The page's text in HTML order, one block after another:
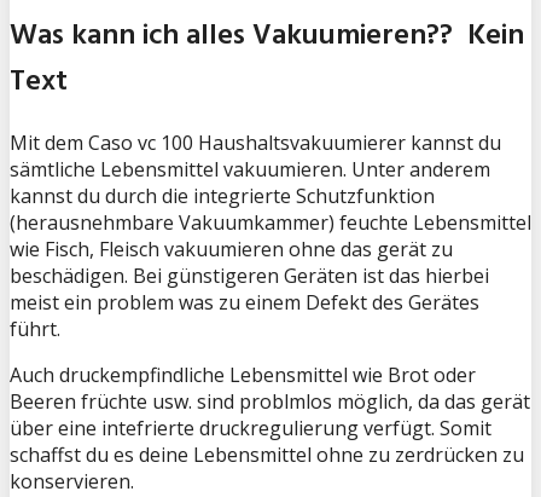
Was kann ich alles Vakuumieren?? Kein
Text
Mit dem Caso vc 100 Haushaltsvakuumierer kannst du
sämtliche Lebensmittel vakuumieren. Unter anderem
kannst du durch die integrierte Schutzfunktion
(herausnehmbare Vakuumkammer) feuchte Lebensmittel
wie Fisch, Fleisch vakuumieren ohne das gerät zu
beschädigen. Bei günstigeren Geräten ist das hierbei
meist ein problem was zu einem Defekt des Gerätes
führt.
Auch druckempfindliche Lebensmittel wie Brot oder
Beeren früchte usw. sind problmlos möglich, da das gerät
über eine intefrierte druckregulierung verfügt. Somit
schaffst du es deine Lebensmittel ohne zu zerdrücken zu
konservieren.